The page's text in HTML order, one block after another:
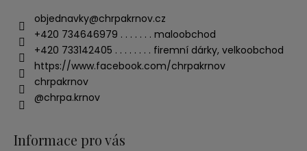
objednavky@chrpakrnov.cz
+420 734646979 . . . . . . . maloobchod
+420 733142405 . . . . . . . . firemní dárky, velkoobchod
https://www.facebook.com/chrpakrnov
chrpakrnov
@chrpa.krnov
Informace pro vás